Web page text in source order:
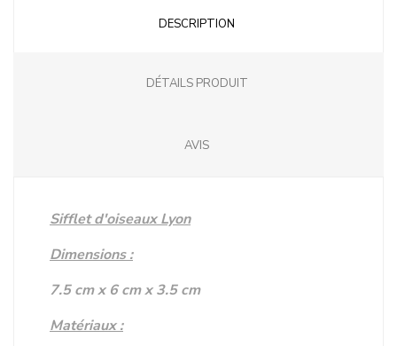
DESCRIPTION
DÉTAILS PRODUIT
AVIS
Sifflet d'oiseaux Lyon
Dimensions :
7.5 cm x 6 cm x 3.5 cm
Matériaux :